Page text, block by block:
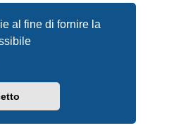
al fine di fornire la